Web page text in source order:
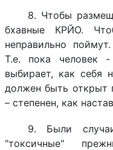
8. Чтобы
бхавные КРЙО.
неправильно
Т.е. пока человек
выбирает, как себя
должен быть открыт
– степенен, как
9. Были
"токсичные"